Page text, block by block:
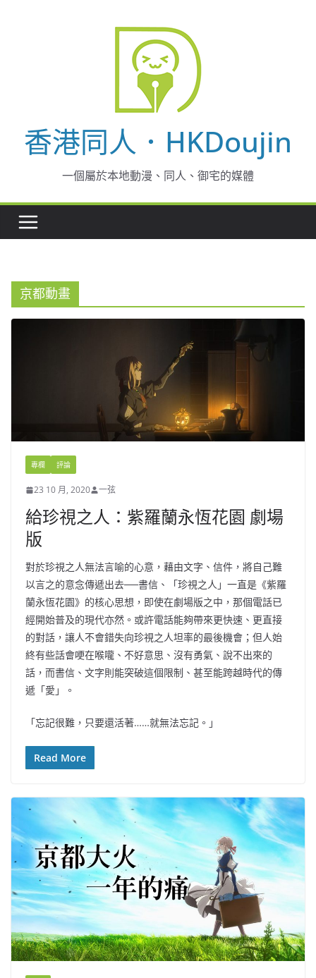
香港同人．HKDoujin
一個屬於本地動漫、同人、御宅的媒體
京都動畫
專欄 評論
23 10 月, 2020 一弦
給珍視之人：紫羅蘭永恆花園 劇場
版
對於珍視之人無法言喻的心意，藉由文字、信件，將自己難
以言之的意念傳遞出去──書信、「珍視之人」一直是《紫羅
蘭永恆花園》的核心思想，即使在劇場版之中，那個電話已
經開始普及的現代亦然。或許電話能夠帶來更快速、更直接
的對話，讓人不會錯失向珍視之人坦率的最後機會；但人始
終有些話會哽在喉嚨、不好意思、沒有勇氣、說不出來的
話，而書信、文字則能突破這個限制、甚至能跨越時代的傳
遞「愛」。
「忘記很難，只要還活著……就無法忘記。」
Read More